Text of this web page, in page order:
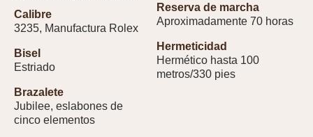
Calibre
3235, Manufactura Rolex
Bisel
Estriado
Brazalete
Jubilee, eslabones de
cinco elementos
Reserva de marcha
Aproximadamente 70 horas
Hermeticidad
Hermético hasta 100
metros/330 pies